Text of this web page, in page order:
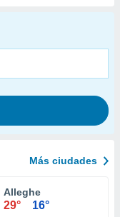
Más ciudades
Alleghe
29° 16°